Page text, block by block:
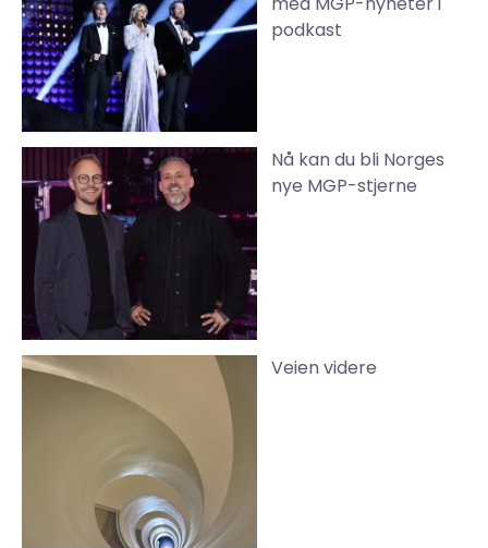
podkast
Nå kan du bli Norges
nye MGP-stjerne
Veien videre